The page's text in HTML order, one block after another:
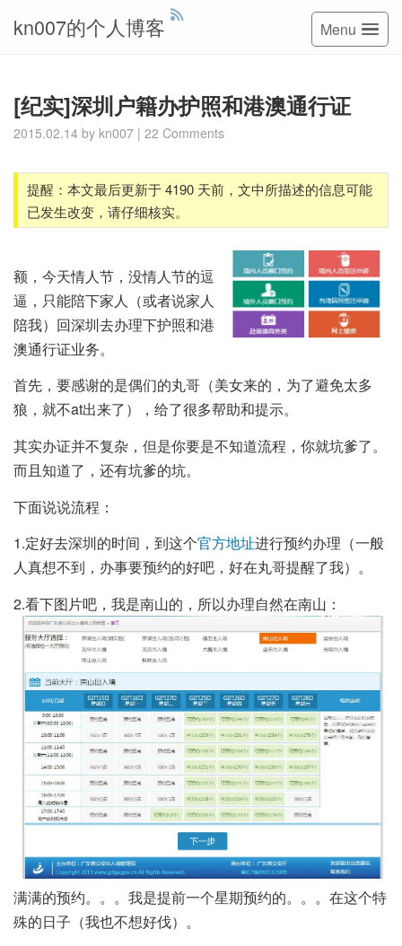
kn007的个人博客 Menu
[纪实]深圳户籍办护照和港澳通行证
2015.02.14 by kn007 | 22 Comments
提醒：本文最后更新于 4190 天前，文中所描述的信息可能
已发生改变，请仔细核实。
额，今天情人节，没情人节的逗
逼，只能陪下家人（或者说家人
陪我）回深圳去办理下护照和港
澳通行证业务。
首先，要感谢的是偶们的丸哥（美女来的，为了避免太多
狼，就不at出来了），给了很多帮助和提示。
其实办证并不复杂，但是你要是不知道流程，你就坑爹了。
而且知道了，还有坑爹的坑。
下面说说流程：
1.定好去深圳的时间，到这个官方地址进行预约办理（一般
人真想不到，办事要预约的好吧，好在丸哥提醒了我）。
2.看下图片吧，我是南山的，所以办理自然在南山：
满满的预约。。。我是提前一个星期预约的。。。在这个特
殊的日子（我也不想好伐）。